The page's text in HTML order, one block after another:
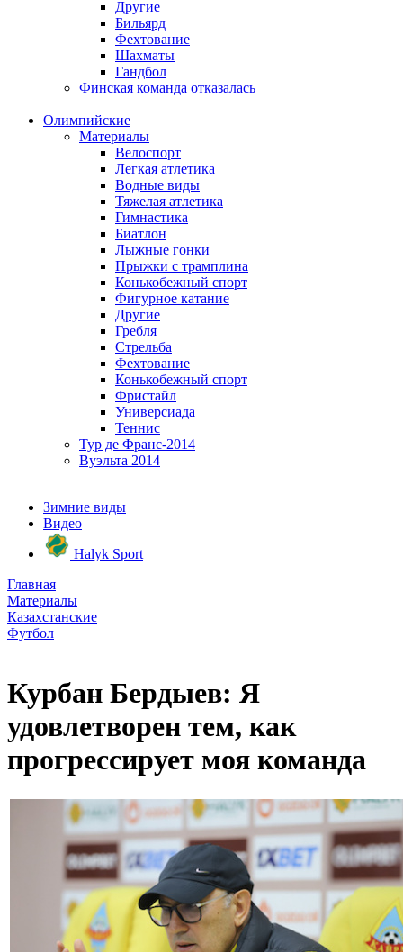
Другие
Бильярд
Фехтование
Шахматы
Гандбол
Финская команда отказалась
Олимпийские
Материалы
Велоспорт
Легкая атлетика
Водные виды
Тяжелая атлетика
Гимнастика
Биатлон
Лыжные гонки
Прыжки с трамплина
Конькобежный спорт
Фигурное катание
Другие
Гребля
Стрельба
Фехтование
Конькобежный спорт
Фристайл
Универсиада
Теннис
Тур де Франс-2014
Вуэльта 2014
Зимние виды
Видео
Halyk Sport
Главная
Материалы
Казахстанские
Футбол
Курбан Бердыев: Я
удовлетворен тем, как
прогрессирует моя команда